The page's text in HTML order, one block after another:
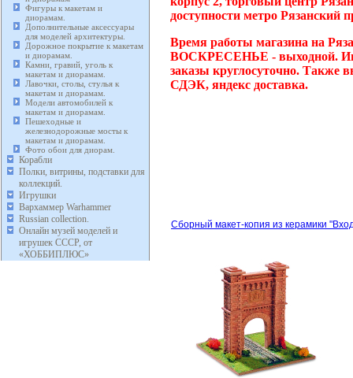
Фигуры к макетам и
диорамам.
Дополнительные аксессуары
для моделей архитектуры.
Дорожное покрытие к макетам
и диорамам.
Камни, гравий, уголь к
макетам и диорамам.
Лавочки, столы, стулья к
макетам и диорамам.
Модели автомобилей к
макетам и диорамам.
Пешеходные и
железнодорожные мосты к
макетам и диорамам.
Фото обои для диорам.
Корабли
Полки, витрины, подставки для
коллекций.
Игрушки
Вархаммер Warhammer
Russian collection.
Онлайн музей моделей и
игрушек СССР, от
«ХОББИПЛЮС»
доступности метро Рязанский
Время работы магазина на
ВОСКРЕСЕНЬЕ - выходной.
заказы круглосуточно. Также
СДЭК, яндекс доставка.
Сборный макет-копия из керамики